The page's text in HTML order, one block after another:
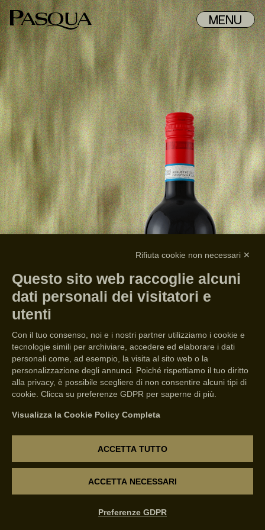
MENU
(DOC CLASSICO)
BARDOLINO
Rifiuta cookie non necessari ✕
Questo sito web raccoglie alcuni
dati personali dei visitatori e
utenti
Con il tuo consenso, noi e i nostri partner utilizziamo i cookie e
tecnologie simili per archiviare, accedere ed elaborare i dati
personali come, ad esempio, la visita al sito web o la
personalizzazione degli annunci. Poiché rispettiamo il tuo diritto
alla privacy, è possibile scegliere di non consentire alcuni tipi di
cookie. Clicca su preferenze GDPR per saperne di più.
Visualizza la Cookie Policy Completa
ACCETTA TUTTO
ACCETTA NECESSARI
Preferenze GDPR